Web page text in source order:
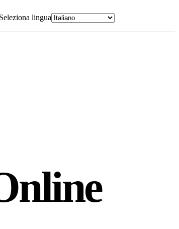
Seleziona lingua